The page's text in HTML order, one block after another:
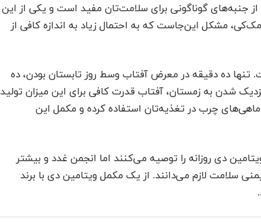
از جنبه‌های گوناگونی برای سلامت‌تان مفید است و یکی از این
مشکل این‌جاست که به احتمال زیاد به اندازه کافی از
تنها ده دقیقه در معرض آفتاب وسط روز تابستان بودن، ده
شدن به زمستان، آفتاب قدرت کافی برای این میزان تولید
ماهی‌های چرب در تغذیه‌تان استفاده کرده و مکمل این
دارویی، دست‌کم دریافت ۶۰۰ واحد ویتامین دی روزانه را توصیه می‌کنند اما انجمن غدد و بیشتر
دی را برای ایمنی سلامت لازم می‌دانند. از یک مکمل ویتامین دی با برند